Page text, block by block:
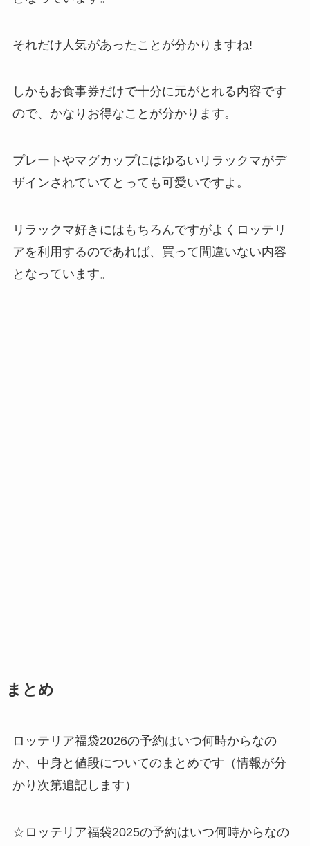
それだけ人気があったことが分かりますね!
しかもお食事券だけで十分に元がとれる内容です
ので、かなりお得なことが分かります。
プレートやマグカップにはゆるいリラックマがデ
ザインされていてとっても可愛いですよ。
リラックマ好きにはもちろんですがよくロッテリ
アを利用するのであれば、買って間違いない内容
となっています。
まとめ
ロッテリア福袋2026の予約はいつ何時からなの
か、中身と値段についてのまとめです（情報が分
かり次第追記します）
☆ロッテリア福袋2025の予約はいつ何時からなの